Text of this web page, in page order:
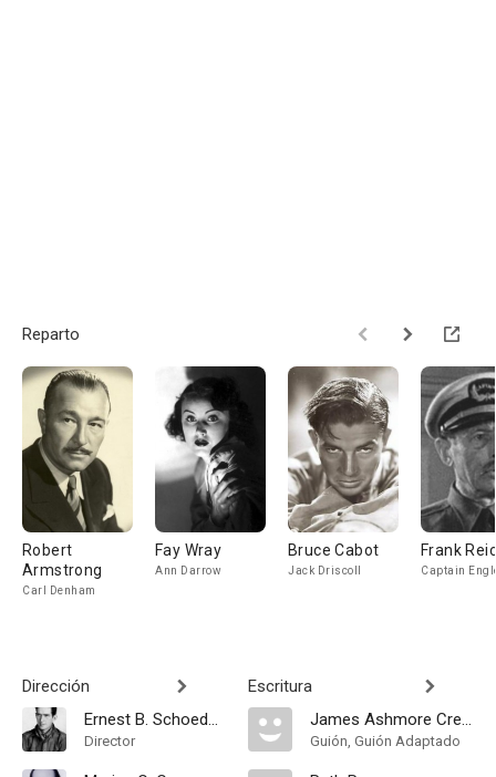
Reparto
Robert
Armstrong
Carl Denham
Fay Wray
Ann Darrow
Bruce Cabot
Jack Driscoll
Frank
Captain
Dirección
Ernest B. Schoedsack
Director
Escritura
James Ashmore Creelman
Guión, Guión Adaptado